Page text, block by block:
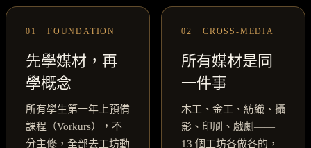
01 · FOUNDATION
先學媒材，再
學概念
所有學生第一年上預備
課程（Vorkurs），不
分主修，全部去工坊動
02 · CROSS-MEDIA
所有媒材是同
一件事
木工、金工、紡織、攝
影、印刷、戲劇——
13 個工坊各做各的，